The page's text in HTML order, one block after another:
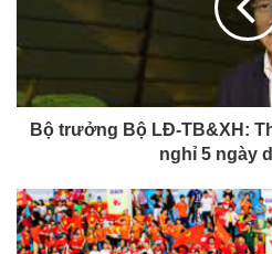
Bộ trưởng Bộ LĐ-TB&XH:
nghỉ 5 ngày